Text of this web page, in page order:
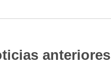
anteriores